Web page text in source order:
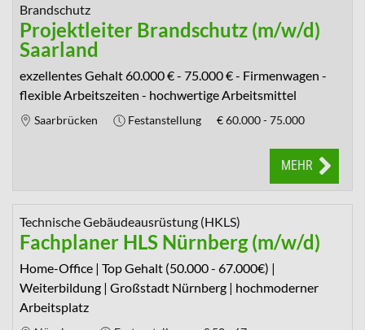
Brandschutz
Projektleiter Brandschutz (m/w/d)
Saarland
exzellentes Gehalt 60.000 € - 75.000 € - Firmenwagen -
flexible Arbeitszeiten - hochwertige Arbeitsmittel
Saarbrücken Festanstellung €60.000 - 75.000
MEHR
Technische Gebäudeausrüstung (HKLS)
Fachplaner HLS Nürnberg (m/w/d)
Home-Office | Top Gehalt (50.000 - 67.000€) |
Weiterbildung | Großstadt Nürnberg | hochmoderner
Arbeitsplatz